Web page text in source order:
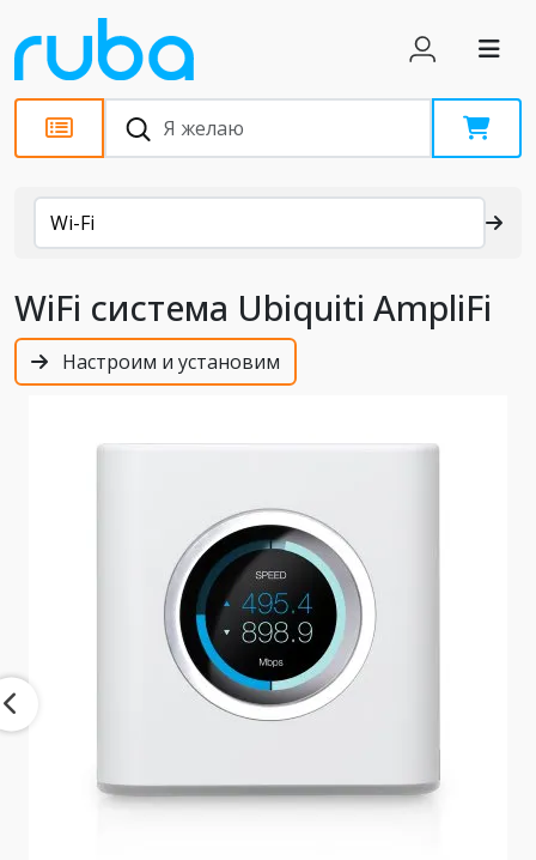
Каталог
Wi-Fi
WiFi система Ubiquiti AmpliFi
Настроим и установим